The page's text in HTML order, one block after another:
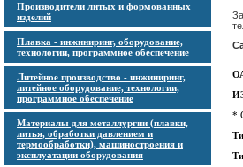
Производители литых и формованных
изделий
Плавка - инжиниринг, оборудование,
технологии, программное обеспечение
Литейное производство - инжиниринг,
литейное оборудование, технологии,
программное обеспечение
Материалы для металлургии (плавки,
литья, обработки давлением и
термообработки), машиностроения и
эксплуатации оборудования
*